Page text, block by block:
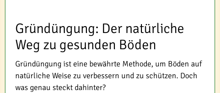
Gründüngung: Der natürliche
Weg zu gesunden Böden
Gründüngung ist eine bewährte Methode, um Böden auf
natürliche Weise zu verbessern und zu schützen. Doch
was genau steckt dahinter?